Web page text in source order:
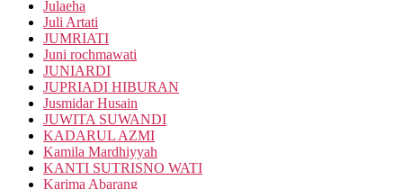
Julaeha
Juli Artati
JUMRIATI
Juni rochmawati
JUNIARDI
JUPRIADI HIBURAN
Jusmidar Husain
JUWITA SUWANDI
KADARUL AZMI
Kamila Mardhiyyah
KANTI SUTRISNO WATI
Karima Abarang